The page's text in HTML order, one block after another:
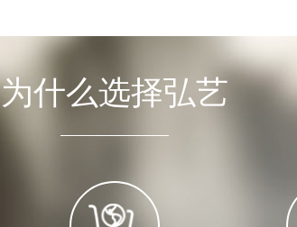
为什么选择弘艺